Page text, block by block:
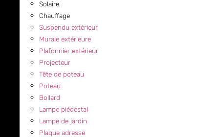
Solaire
Chauffage
Suspendu extérieur
Murale extérieure
Plafonnier extérieur
Projecteur
Tête de poteau
Poteau
Bollard
Lampe piédestal
Lampe de jardin
Plaque adresse